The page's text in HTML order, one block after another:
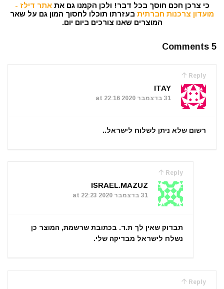
כי צרכן חכם חוסך בכל דבר! ולכן הקמנו גם אתאתר דילז -
מועדון צרכנות חברתית בעזרתו תוכלו לחסוך המון גם על שאר
המוצרים שאנו צורכים ביום יום.
5 Comments
Reply
ITAY
31 בדצמבר 2020 at 22:16
רשום שלא ניתן לשלוח לישראל..
Reply
ISRAEL.MAZUZ
31 בדצמבר 2020 at 22:23
תבדוק שאין לך ת.ד. בכתובת שרשמת, המוצר כן
נשלח לישראל מבדיקה שלי.
Reply